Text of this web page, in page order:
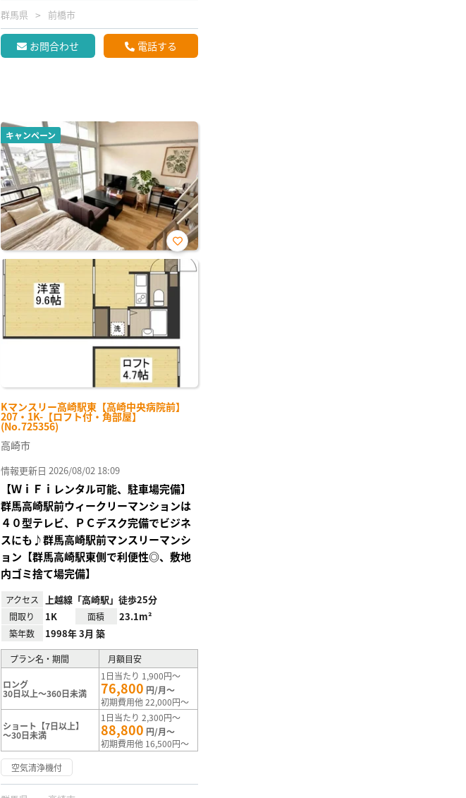
群馬県 前橋市
お問合わせ 電話する
キャンペーン
Kマンスリー高崎駅東【高崎中央病院前】
207・1K-【ロフト付・角部屋】
(No.725356)
お気
に入
り登
録
高崎市
情報更新日 2026/08/02 18:09
【ＷｉＦｉレンタル可能、駐車場完備】
群馬高崎駅前ウィークリーマンションは
４０型テレビ、ＰＣデスク完備でビジネ
スにも♪群馬高崎駅前マンスリーマンシ
ョン【群馬高崎駅東側で利便性◎、敷地
内ゴミ捨て場完備】
アクセス 上越線「高崎駅」徒歩25分
間取り 1K 面積 23.1m²
築年数 1998年 3月 築
プラン名・期間 月額目安
ロング
30日以上～360日未満
1日当たり 1,900円～
76,800 円/月～
初期費用他 22,000円～
ショート【7日以上】
～30日未満
1日当たり 2,300円～
88,800 円/月～
初期費用他 16,500円～
空気清浄機付